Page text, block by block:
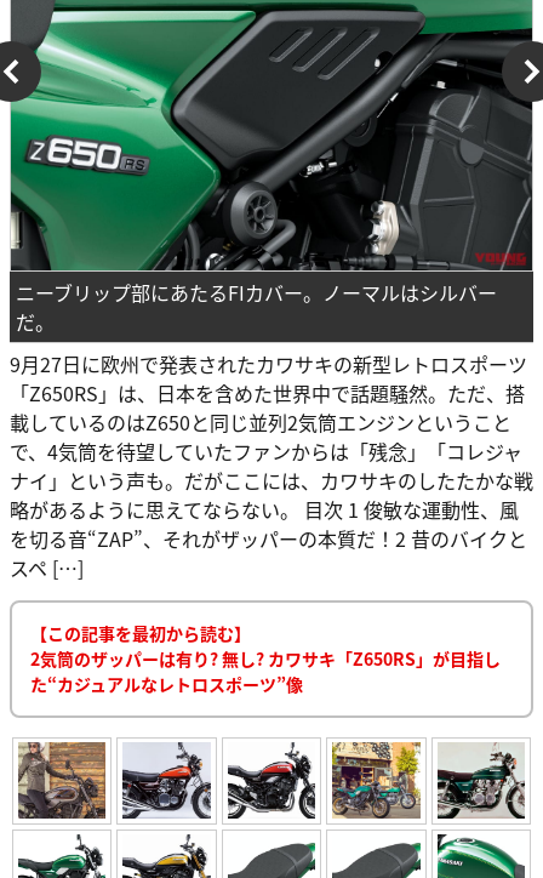
ニーブリップ部にあたるFIカバー。ノーマルはシルバー
だ。
9月27日に欧州で発表されたカワサキの新型レトロスポーツ
「Z650RS」は、日本を含めた世界中で話題騒然。ただ、搭
載しているのはZ650と同じ並列2気筒エンジンということ
で、4気筒を待望していたファンからは「残念」「コレジャ
ナイ」という声も。だがここには、カワサキのしたたかな戦
略があるように思えてならない。 目次 1 俊敏な運動性、風
を切る音“ZAP”、それがザッパーの本質だ！2 昔のバイクと
スペ […]
【この記事を最初から読む】
2気筒のザッパーは有り? 無し? カワサキ「Z650RS」が目指し
た“カジュアルなレトロスポーツ”像